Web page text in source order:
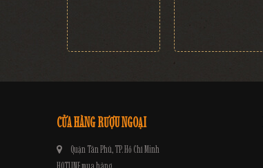
CỬA HÀNG RƯỢU NGOẠI
Quận Tân Phú, TP. Hồ Chí Minh